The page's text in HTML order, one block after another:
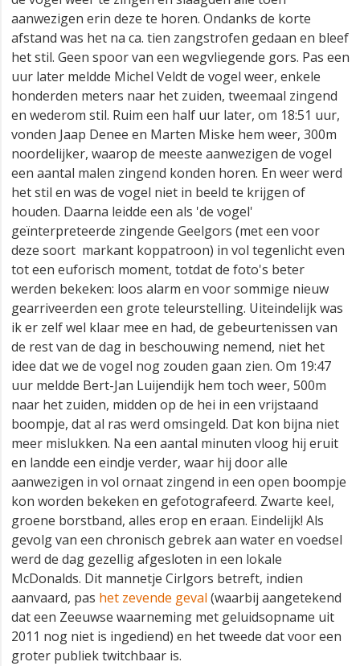
aanwezigen erin deze te horen. Ondanks de korte
afstand was het na ca. tien zangstrofen gedaan en bleef
het stil. Geen spoor van een wegvliegende gors. Pas een
uur later meldde Michel Veldt de vogel weer, enkele
honderden meters naar het zuiden, tweemaal zingend
en wederom stil. Ruim een half uur later, om 18:51 uur,
vonden Jaap Denee en Marten Miske hem weer, 300m
noordelijker, waarop de meeste aanwezigen de vogel
een aantal malen zingend konden horen. En weer werd
het stil en was de vogel niet in beeld te krijgen of
houden. Daarna leidde een als 'de vogel'
geïnterpreteerde zingende Geelgors (met een voor
deze soort markant koppatroon) in vol tegenlicht even
tot een euforisch moment, totdat de foto's beter
werden bekeken: loos alarm en voor sommige nieuw
gearriveerden een grote teleurstelling. Uiteindelijk was
ik er zelf wel klaar mee en had, de gebeurtenissen van
de rest van de dag in beschouwing nemend, niet het
idee dat we de vogel nog zouden gaan zien. Om 19:47
uur meldde Bert-Jan Luijendijk hem toch weer, 500m
naar het zuiden, midden op de hei in een vrijstaand
boompje, dat al ras werd omsingeld. Dat kon bijna niet
meer mislukken. Na een aantal minuten vloog hij eruit
en landde een eindje verder, waar hij door alle
aanwezigen in vol ornaat zingend in een open boompje
kon worden bekeken en gefotografeerd. Zwarte keel,
groene borstband, alles erop en eraan. Eindelijk! Als
gevolg van een chronisch gebrek aan water en voedsel
werd de dag gezellig afgesloten in een lokale
McDonalds. Dit mannetje Cirlgors betreft, indien
aanvaard, pas het zevende geval (waarbij aangetekend
dat een Zeeuwse waarneming met geluidsopname uit
2011 nog niet is ingediend) en het tweede dat voor een
groter publiek twitchbaar is.